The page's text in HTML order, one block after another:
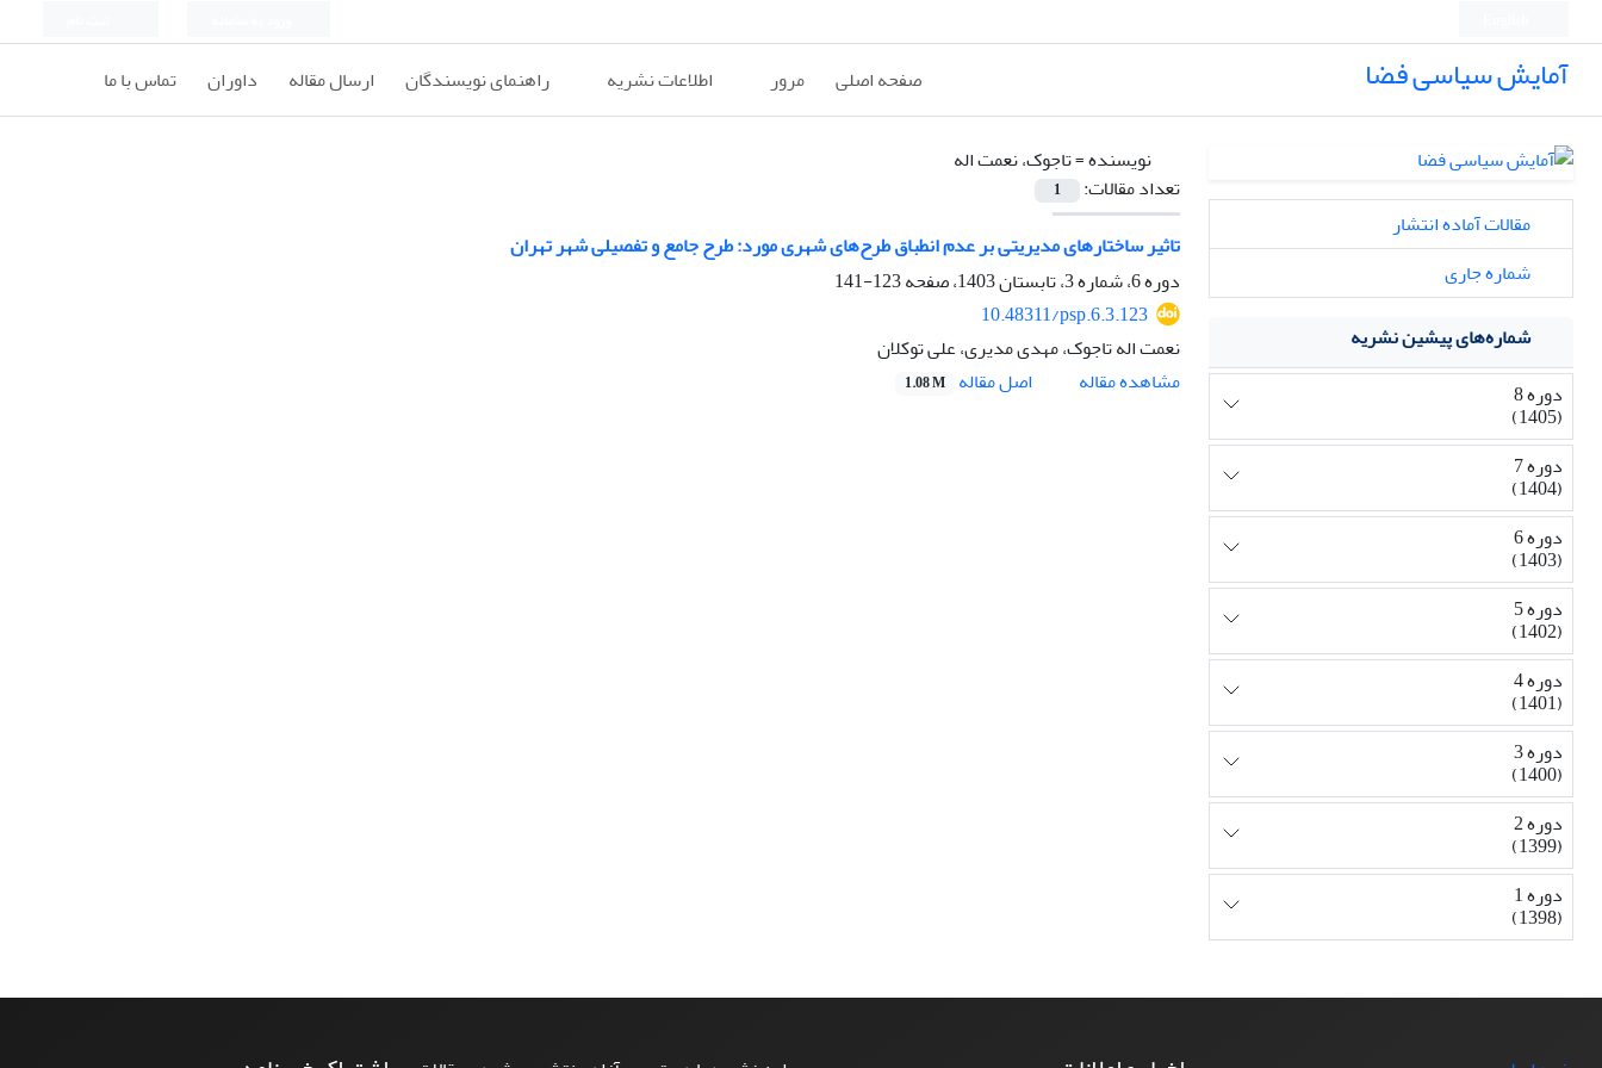
آمایش سیاسی فضا صفحه اصلی مرور اطلاعات نشریه راهنمای نویسندگان ارسال مقاله داوران تماس با ما
نویسنده =تاجوک، نعمت اله
تعداد مقالات:
1
تاثیر ساختارهای مدیریتی بر عدم انطباق طرح‌های شهری مورد: طرح جامع و تفصیلی شهر تهران
دوره 6، شماره 3، تابستان 1403، صفحه
123-141
10.48311/psp.6.3.123
نعمت اله تاجوک، مهدی مدیری، علی توکلان
مشاهده مقاله
اصل مقاله 1.08 M
مقالات آماده انتشار
شماره جاری
شماره‌های پیشین نشریه
دوره 8
(1405)
دوره 7
(1404)
دوره 6
(1403)
دوره 5
(1402)
دوره 4
(1401)
دوره 3
(1400)
دوره 2
(1399)
دوره 1
(1398)